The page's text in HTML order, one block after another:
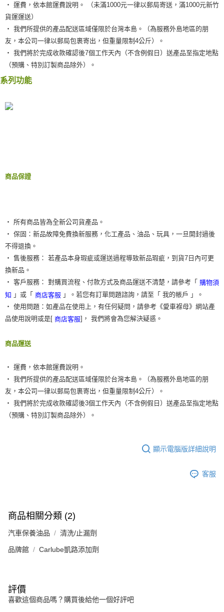
‧ 運費，依本館運費說明。 （未滿1000元一律以郵局寄送，滿1000元新竹
貨運運送）
‧ 我們所提供的產品配送區域僅限於台灣本島。（為服務外島地區的朋
友，本公司一律以郵局包裹寄出，但重量限制4公斤）。
‧ 我們將於完成收款確認後7個工作天內（不含例假日）送產品至指定地點
（預購、特別訂製商品除外）。
系列功能
商品保證
‧ 所有商品皆為全新公司貨產品。
‧ 保固：新品故障免費換新服務，化工產品、油品、玩具，一旦開封過後
不得退換。
‧ 售後服務： 若產品本身瑕疵或運送過程導致新品瑕疵，到貨7日內可更
換新品。
‧ 客戶服務： 對購買流程、付款方式及商品運送不清楚，請參考「 購物須
知 」或「 商店客服 」。若您有訂單問題諮詢，請至「 我的帳戶 」。
‧ 使用問題：如產品在使用上，有任何疑問，請參考《愛車褓母》網站產
品使用說明或是[ 商店客服]， 我們將會為您解決疑惑。
商品運送
‧ 運費，依本館運費說明。
‧ 我們所提供的產品配送區域僅限於台灣本島。（為服務外島地區的朋
友，本公司一律以郵局包裹寄出，但重量限制4公斤）。
‧ 我們將於完成收款確認後3個工作天內（不含例假日）送產品至指定地點
（預購、特別訂製商品除外）。
顯示電腦版詳細說明
客服
商品相關分類 (2)
汽車保養油品 清洗/止漏劑
品牌館 Carlube凱路添加劑
評價
喜歡這個商品嗎？購買後給他一個好評吧